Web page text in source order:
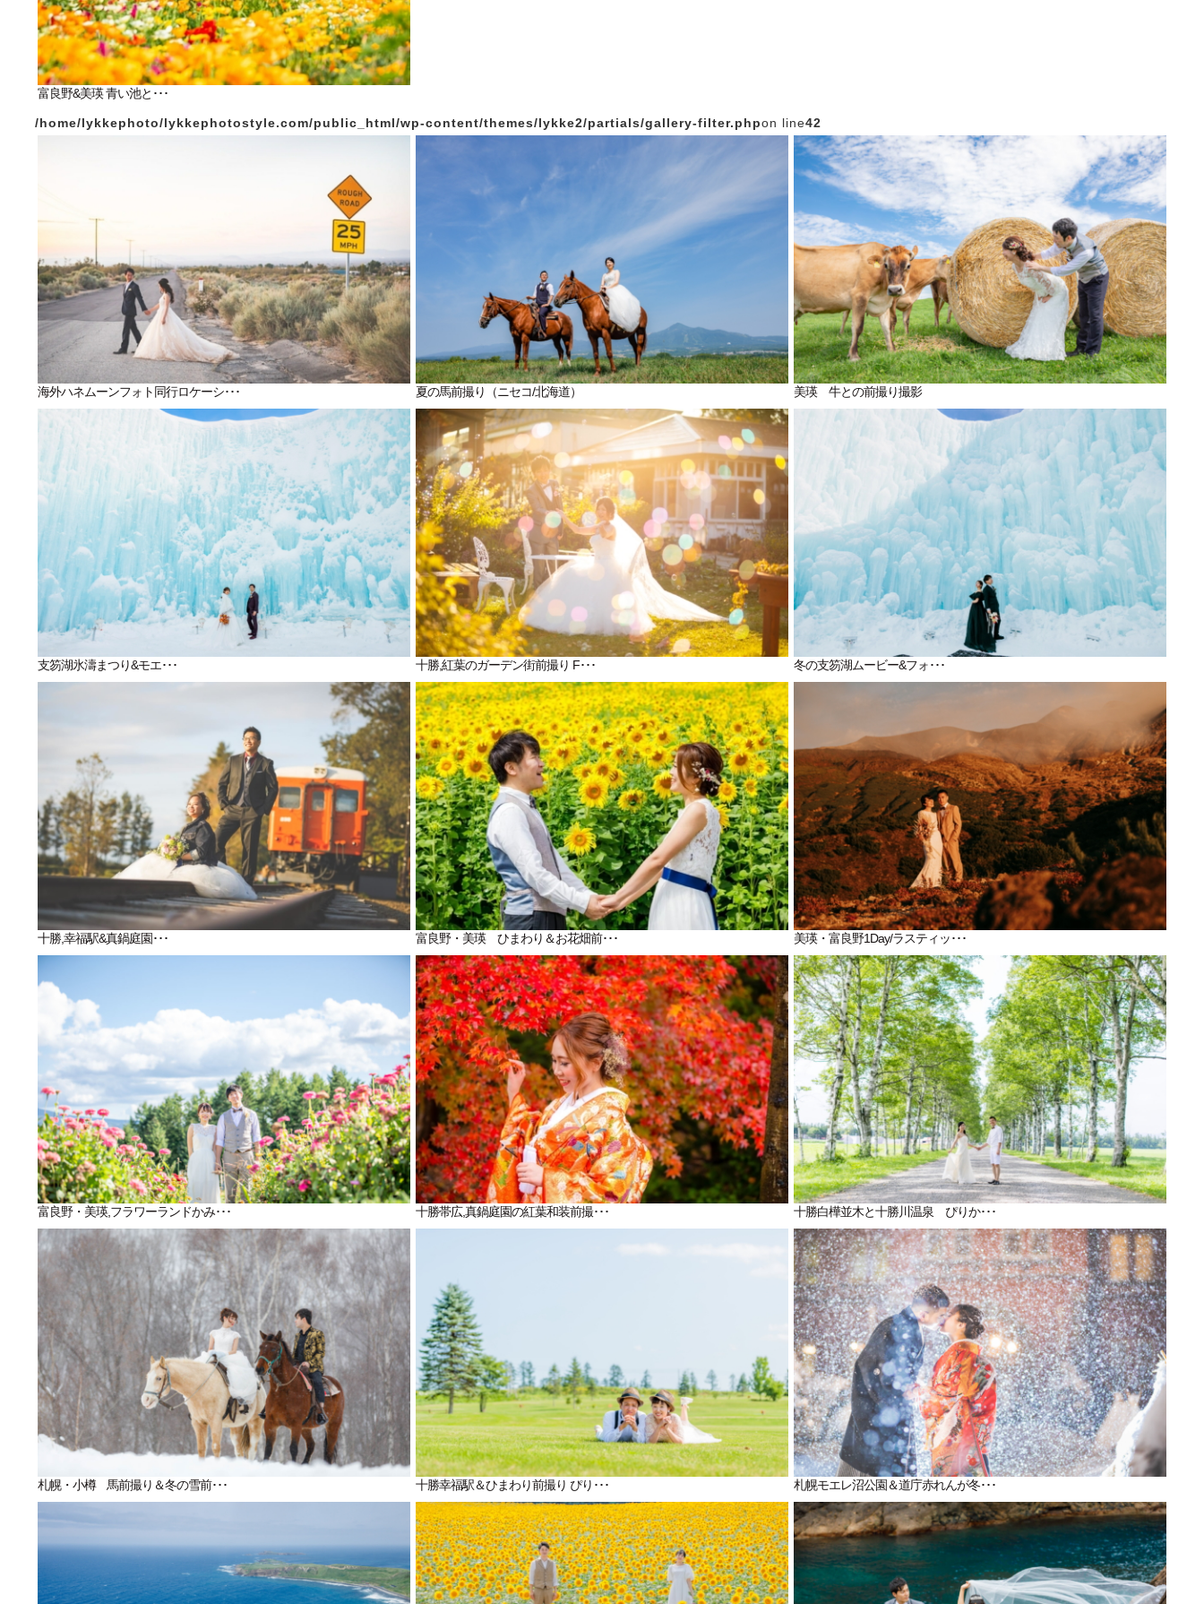
富良野&美瑛 青い池と･･･
/home/lykkephoto/lykkephotostyle.com/public_html/wp-content/themes/lykke2/partials/gallery-filter.phpon line42
海外ハネムーンフォト同行ロケーシ･･･ 夏の馬前撮り（ニセコ/北海道） 美瑛 牛との前撮り撮影
支笏湖氷濤まつり&モエ･･･ 十勝,紅葉のガーデン街前撮り F･･･ 冬の支笏湖ムービー&フォ･･･
十勝,幸福駅&真鍋庭園･･･ 富良野・美瑛 ひまわり＆お花畑前･･･ 美瑛・富良野1Day/ラスティッ･･･
富良野・美瑛,フラワーランドかみ･･･ 十勝帯広,真鍋庭園の紅葉和装前撮･･･ 十勝白樺並木と十勝川温泉 ぴりか･･･
札幌・小樽 馬前撮り＆冬の雪前･･･ 十勝幸福駅＆ひまわり前撮り ぴり･･･ 札幌モエレ沼公園＆道庁赤れんが冬･･･